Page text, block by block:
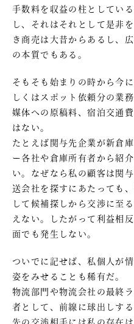
手数料を収益の柱としてい
し、それはそれとして是非
き商売は大昔からあるし、
の本質でもある。
そもそも始まりの時から今
しくはスポット依頼分の業
媒体への原稿料、宿泊交通
はない。
たとえば関与先企業が新倉
ー各社や倉庫所有者から紹
い。なぜなら私の顧客は関
送会社を探すにあたっても
して候補探しから交渉に至
えない。したがって利益相
面でも発生しない。
ついでに記せば、私個人が
姿をみせることも稀有だ。
物流部門や物流会社の最終
者として、前線に球出しす
先の交渉相手には私の存在